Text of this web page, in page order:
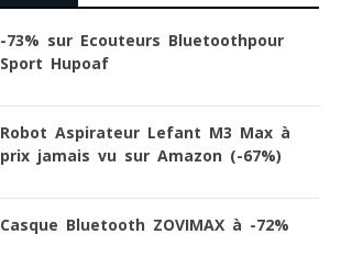
-73% sur Ecouteurs Bluetoothpour
Sport Hupoaf
Robot Aspirateur Lefant M3 Max à
prix jamais vu sur Amazon (-67%)
Casque Bluetooth ZOVIMAX à -72%